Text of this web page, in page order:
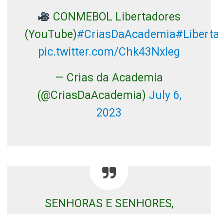
CONMEBOL Libertadores
(YouTube)#CriasDaAcademia
pic.twitter.com/Chk43NxIeg
— Crias da Academia
(@CriasDaAcademia) July 6,
2023
SENHORAS E SENHORES,